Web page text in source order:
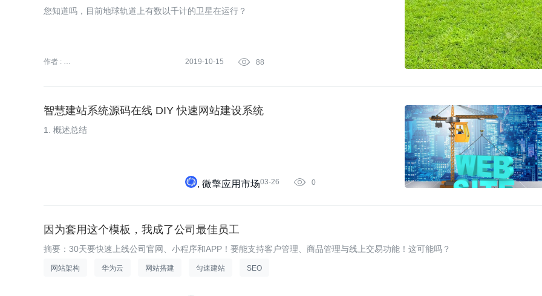
您知道吗，目前地球轨道上有数以千计的卫星在运行？
作者 :
2019-10-15  88
智慧建站系统源码在线 DIY 快速网站建设系统
1. 概述总结
微擎应用市场03-26  0
因为套用这个模板，我成了公司最佳员工
摘要：30天要快速上线公司官网、小程序和APP！要能支持客户管理、商品管理与线上交易功能！这可能吗？
网站架构 华为云 网站搭建 匀速建站 SEO